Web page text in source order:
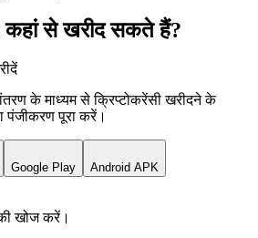
से खरीद सकते हैं?
के माध्यम से क्रिप्टोकरेंसी खरीदने के
पंजीकरण पूरा करें।
Google Play Android APK
खोज करें।